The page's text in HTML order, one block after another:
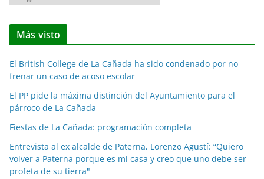
o
t
i
a
s
p
o
m
e
Más visto
El British College de La Cañada ha sido condenado por no
frenar un caso de acoso escolar
El PP pide la máxima distinción del Ayuntamiento para el
párroco de La Cañada
Fiestas de La Cañada: programación completa
Entrevista al ex alcalde de Paterna, Lorenzo Agustí: “Quiero
volver a Paterna porque es mi casa y creo que uno debe ser
profeta de su tierra"